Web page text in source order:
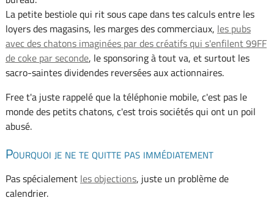
La petite bestiole qui rit sous cape dans tes calculs entre les
loyers des magasins, les marges des commerciaux, les pubs
avec des chatons imaginées par des créatifs qui s'enfilent 99FF
de coke par seconde, le sponsoring à tout va, et surtout les
sacro-saintes dividendes reversées aux actionnaires.
Free t'a juste rappelé que la téléphonie mobile, c'est pas le
monde des petits chatons, c'est trois sociétés qui ont un poil
abusé.
Pourquoi je ne te quitte pas immédiatement
Pas spécialement les objections, juste un problème de
calendrier.